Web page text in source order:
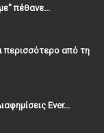
πέθανε...
περισσότερο από τη
Ever...